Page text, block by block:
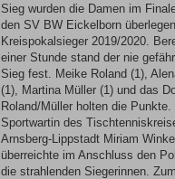
Sieg wurden die Damen im
den SV BW Eickelborn überlegen
Kreispokalsieger 2019/2020.
einer Stunde stand der nie
Sieg fest. Meike Roland (1),
(1), Martina Müller (1) und das
Roland/Müller holten die Punkte.
Sportwartin des
Arnsberg-Lippstadt Miriam Winkel
überreichte im Anschluss den
die strahlenden Siegerinnen.